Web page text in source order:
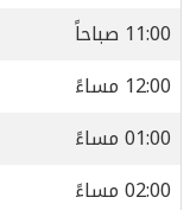
11:00 صباحاً
12:00 مساءً
01:00 مساءً
02:00 مساءً